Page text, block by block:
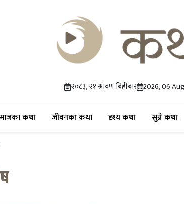
२०८३, २१ श्रावण बिहीबार 2026, 06
कथा(current)जीवनका कथा(current)
दृश्य कथा(current)
सुन्ने कथा